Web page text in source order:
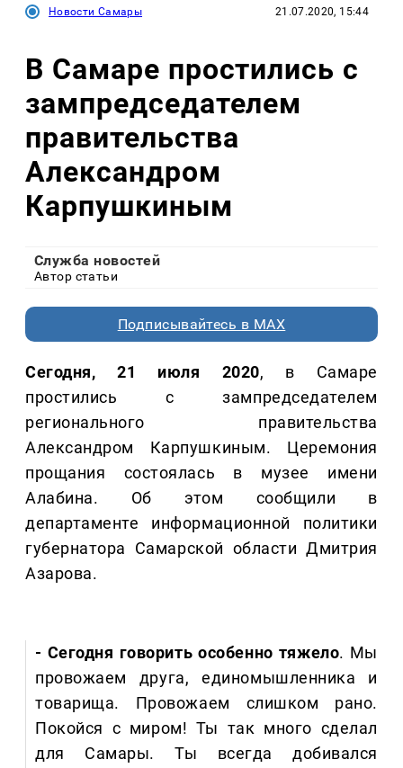
Новости Самары 21.07.2020, 15:44
В Самаре простились с
зампредседателем
правительства
Александром
Карпушкиным
Служба новостей
Автор статьи
Подписывайтесь в MAX
Сегодня, 21 июля 2020, в Самаре
простились с зампредседателем
регионального правительства
Александром Карпушкиным. Церемония
прощания состоялась в музее имени
Алабина. Об этом сообщили в
департаменте информационной политики
губернатора Самарской области Дмитрия
Азарова.
- Сегодня говорить особенно тяжело. Мы
провожаем друга, единомышленника и
товарища. Провожаем слишком рано.
Покойся с миром! Ты так много сделал
для Самары. Ты всегда добивался